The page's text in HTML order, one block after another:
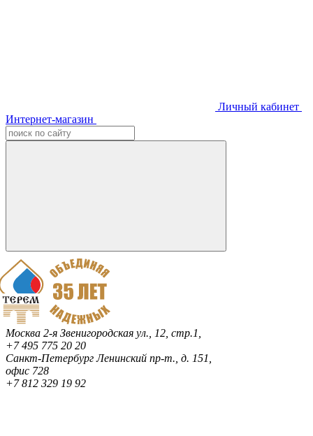
Личный кабинет
Интернет-магазин
Москва 2-я Звенигородская ул., 12, стр.1,
+7 495 775 20 20
Санкт-ПетербургЛенинский пр-т., д. 151,
офис 728
+7 812 329 19 92